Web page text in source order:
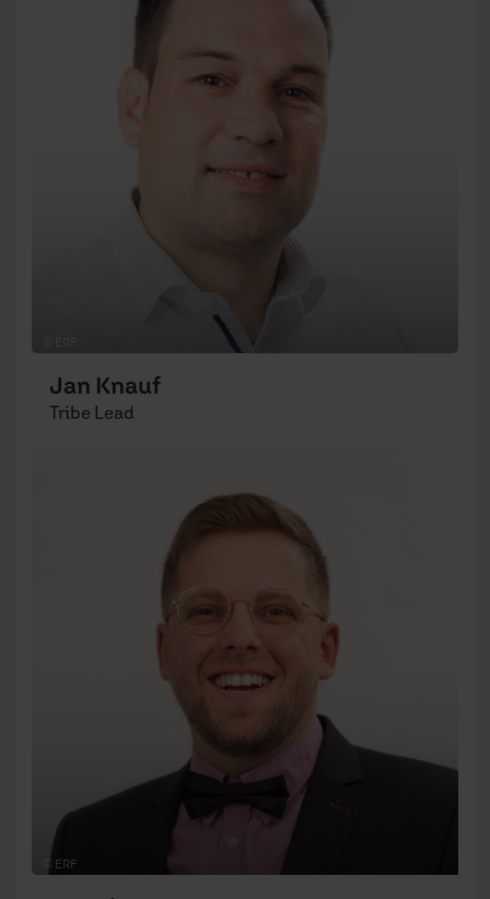
Jan Knauf
Tribe Lead
© ERF